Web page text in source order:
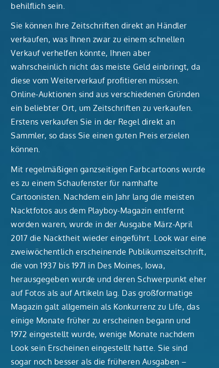
behilflich sein.
Sie können Ihre Zeitschriften direkt an Händler
verkaufen, was Ihnen zwar zu einem schnellen
Verkauf verhelfen könnte, Ihnen aber
wahrscheinlich nicht das meiste Geld einbringt, da
diese vom Weiterverkauf profitieren müssen.
Online-Auktionen sind aus verschiedenen Gründen
ein beliebter Ort, um Zeitschriften zu verkaufen.
Erstens verkaufen Sie in der Regel direkt an
Sammler, so dass Sie einen guten Preis erzielen
können.
Mit regelmäßigen ganzseitigen Farbcartoons wurde
es zu einem Schaufenster für namhafte
Cartoonisten. Nachdem ein Jahr lang die meisten
Nacktfotos aus dem Playboy-Magazin entfernt
worden waren, wurde in der Ausgabe März-April
2017 die Nacktheit wieder eingeführt. Look war eine
zweiwöchentlich erscheinende Publikumszeitschrift,
die von 1937 bis 1971 in Des Moines, Iowa,
herausgegeben wurde und deren Schwerpunkt eher
auf Fotos als auf Artikeln lag. Das großformatige
Magazin galt allgemein als Konkurrenz zu Life, das
einige Monate früher zu erscheinen begann und
1972 eingestellt wurde, wenige Monate nachdem
Look sein Erscheinen eingestellt hatte. Sie sind
sogar noch besser als die früheren Ausgaben –